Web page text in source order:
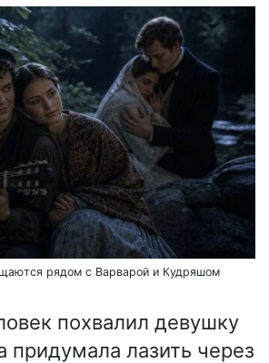
рядом с Варварой и Кудряшом
похвалил девушку
придумала лазить через